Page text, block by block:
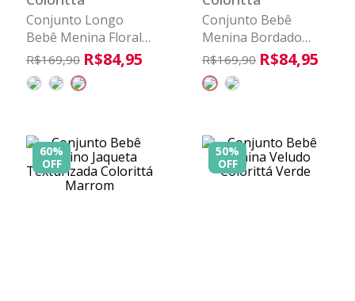
Conjunto Longo
Bebê Menina Floral
Colorittá Verde
R$169,90 R$84,95
Conjunto Bebê
Menina Bordado
Floral Colorittá
Marrom
R$169,90 R$84,95
60%
OFF
50%
OFF